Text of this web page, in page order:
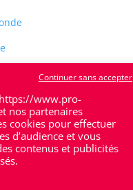
Sur-Lotwww.pro-
nos partenaires
cookies pour effectuer
d’audience et vous
contenus et publicités
Continuer sans accepter